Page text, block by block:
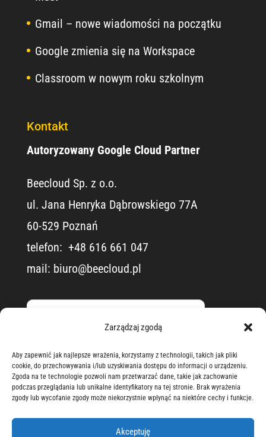
Zarządzaj zgodą
Aby zapewnić jak najlepsze wrażenia, korzystamy z technologii, takich jak pliki
cookie, do przechowywania i/lub uzyskiwania dostępu do informacji o urządzeniu.
Zgoda na te technologie pozwoli nam przetwarzać dane, takie jak zachowanie
podczas przeglądania lub unikalne identyfikatory na tej stronie. Brak wyrażenia
zgody lub wycofanie zgody może niekorzystnie wpłynąć na niektóre cechy i funkcje.
Akceptuję
Gmail – nowe wiadomości na początku
Google zmienia się na Workspace
Classroom w nowym roku szkolnym
Kontakt
Autoryzowany Google Cloud Partner
Beecloud Sp. z o.o.
ul. Jana Henryka Dąbrowskiego 77A
60-529 Poznań
telefon: ​ +48 616 661 047
mail: biuro@beecloud.pl
Realizacja i projekt Beecloud 2025